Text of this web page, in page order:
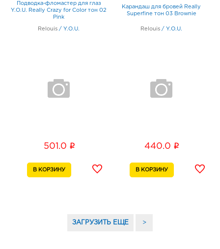
Подводка-фломастер для глаз
Y.O.U. Really Crazy for Color тон 02
Pink
Relouis / Y.O.U.
501.0 i
Карандаш для бровей Really
Superfine тон 03 Brownie
Relouis / Y.O.U.
440.0 i
ЗАГРУЗИТЬ ЕЩЕ >